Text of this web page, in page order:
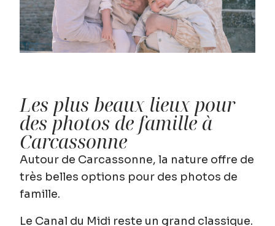
Les plus beaux lieux pour
des photos de famille à
Carcassonne
Autour de Carcassonne, la nature offre de
très belles options pour des photos de
famille.
Le Canal du Midi reste un grand classique.